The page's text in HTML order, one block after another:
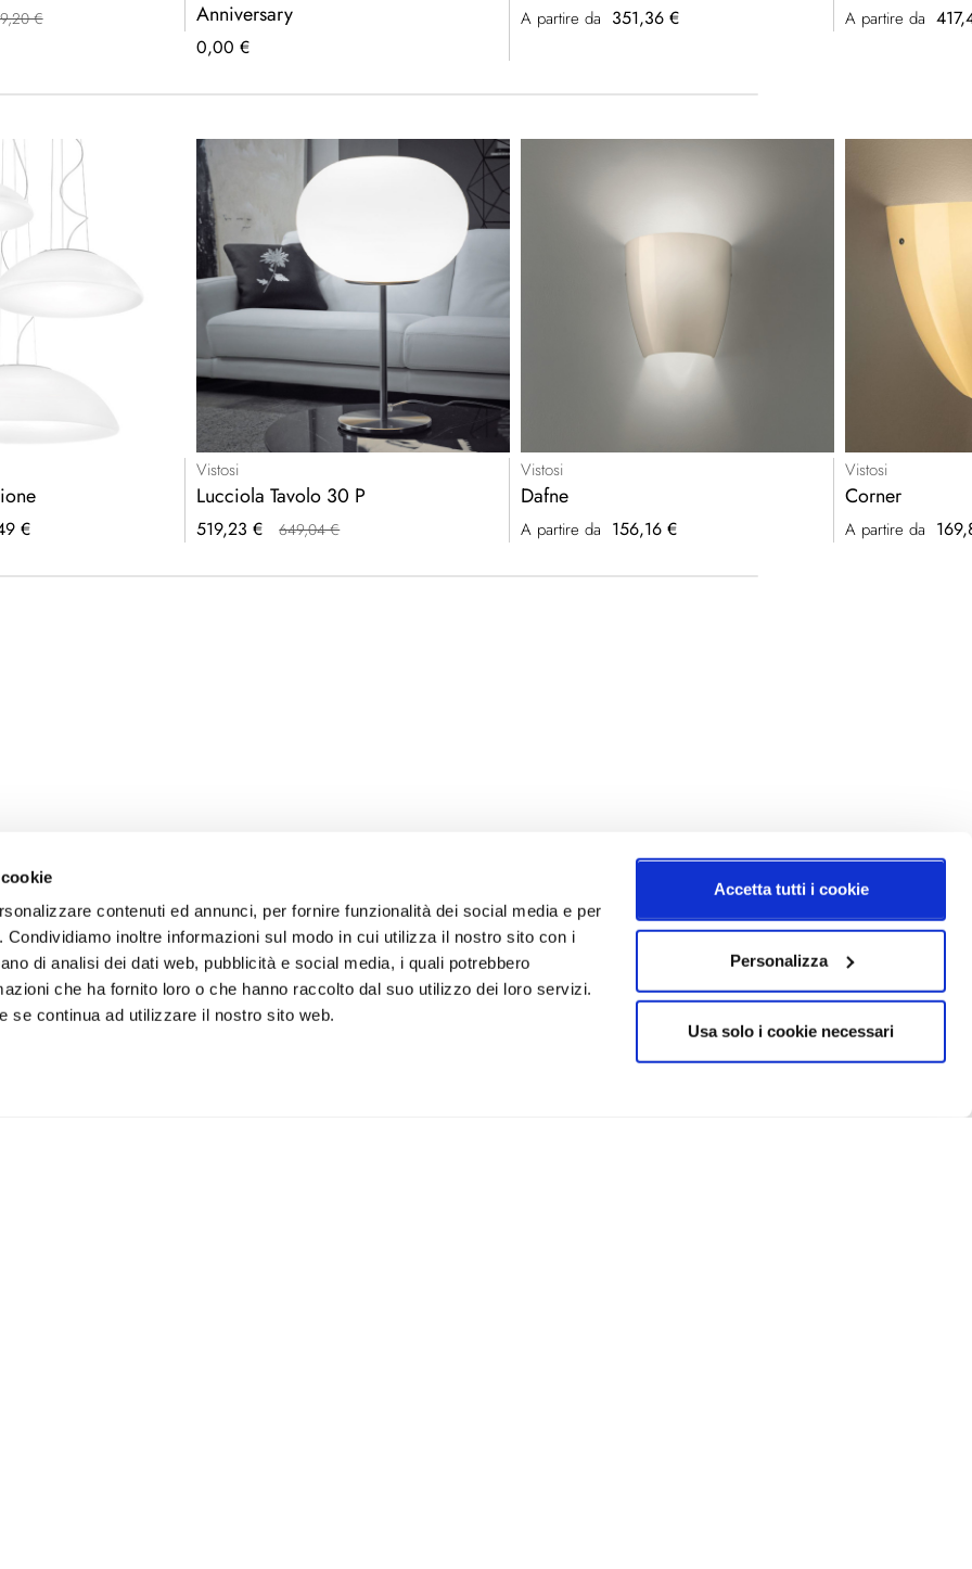
contenuti ed annunci, per fornire funzionalità dei social media e per
inoltre informazioni sul modo in cui utilizza il nostro sito con i
di analisi dei dati web, pubblicità e social media, i quali potrebbero
che ha fornito loro o che hanno raccolto dal suo utilizzo dei loro servizi.
se continua ad utilizzare il nostro sito web.
Accetta tutti i cookie
Personalizza
Usa solo i cookie necessari
€
Anniversary
0,00 €
A partire da 351,36 € A partire da
€
Vistosi
Lucciola Tavolo 30 P
Prezzo
519,23 € 649,04 €
Vistosi
Dafne
A partire da 156,16 €
Vistosi
Corner
A partire da